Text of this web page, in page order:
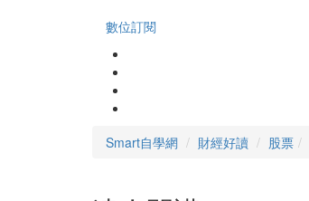
數位訂閱
Smart自學網 財經好讀 股票